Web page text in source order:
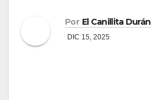
Por El Canillita Durán
DIC 15, 2025